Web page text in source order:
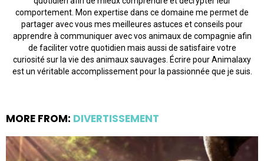
comportement. Mon expertise dans ce domaine me permet de
partager avec vous mes meilleures astuces et conseils pour
apprendre à communiquer avec vos animaux de compagnie afin
de faciliter votre quotidien mais aussi de satisfaire votre
curiosité sur la vie des animaux sauvages. Écrire pour Animalaxy
est un véritable accomplissement pour la passionnée que je suis.
MORE FROM: DIVERTISSEMENT